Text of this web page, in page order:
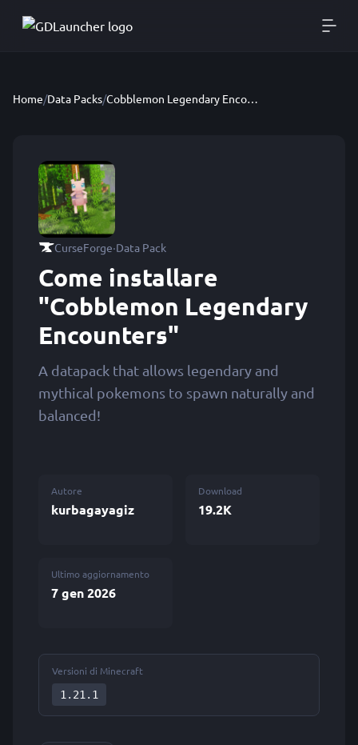
Home/Data Packs/ Cobblemon Legendary Encounters
CurseForge·Data Pack
Come installare
"Cobblemon Legendary
Encounters"
A datapack that allows legendary and
mythical pokemons to spawn naturally and
balanced!
Autore
kurbagayagiz
Download
19.2K
Ultimo aggiornamento
7 gen 2026
Versioni di Minecraft
1.21.1